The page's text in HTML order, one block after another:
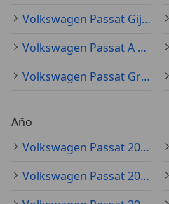
Volkswagen Passat Gijón
Volkswagen Passat A Coruña
Volkswagen Passat Granada
Año
Volkswagen Passat 2020
Volkswagen Passat 2018